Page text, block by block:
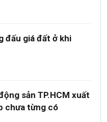
đấu giá đất ở khi
sản TP.HCM xuất
chưa từng có